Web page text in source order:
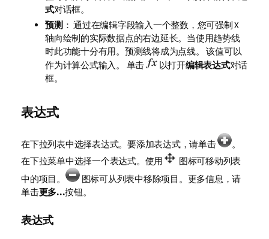
式对话框。
预测 ： 通过在编辑字段输入一个整数，您可强制 X
轴向绘制的实际数据点的右边延长。当使用趋势线
时此功能十分有用。预测线将成为点线。 该值可以
作为计算公式输入。 单击
以打开编辑表达式对话
框。
表达式
在下拉列表中选择表达式。要添加表达式，请单击
。
在下拉菜单中选择一个表达式。使用
图标可移动列表
中的项目。
图标可从列表中移除项目。更多信息，请
单击更多...按钮。
表达式